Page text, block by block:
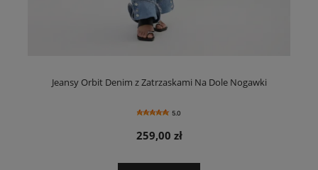
Jeansy Orbit Denim z Zatrzaskami Na Dole Nogawki
5.0
259,00 zł